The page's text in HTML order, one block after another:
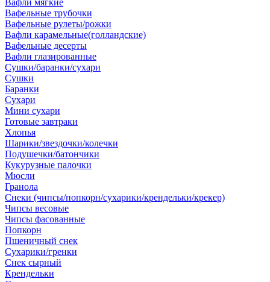
Вафли мягкие
Вафельные трубочки
Вафельные рулеты/рожки
Вафли карамельные(голландские)
Вафельные десерты
Вафли глазированные
Сушки/баранки/сухари
Сушки
Баранки
Сухари
Мини сухари
Готовые завтраки
Хлопья
Шарики/звездочки/колечки
Подушечки/батончики
Кукурузные палочки
Мюсли
Гранола
Снеки (чипсы/попкорн/сухарики/крендельки/крекер)
Чипсы весовые
Чипсы фасованные
Попкорн
Пшеничный снек
Сухарики/гренки
Снек сырный
Крендельки